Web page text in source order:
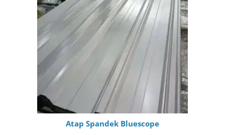
Atap Spandek Bluescope